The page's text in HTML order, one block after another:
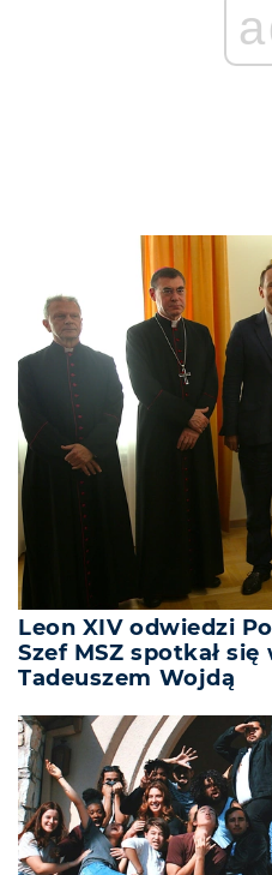
Leon XIV odwiedzi
Szef MSZ spotkał
Tadeuszem Wojdą